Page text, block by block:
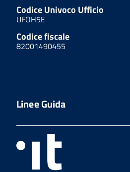
Codice Univoco Ufficio
UFOH5E
Codice fiscale
82001490455
Linee Guida